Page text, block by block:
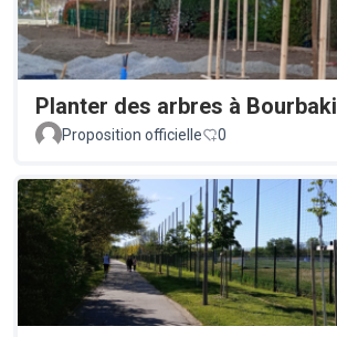
Planter des arbres à Bourbaki
Proposition officielle
0